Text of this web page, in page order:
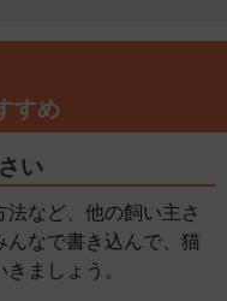
すめ
い
など、他の飼い主さ
んなで書き込んで、猫
ましょう。